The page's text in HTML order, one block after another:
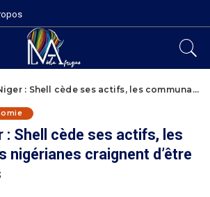
cède ses actifs, les communautés nigérianes craignent d’être abandonnées
: Shell cède ses actifs, les
nigérianes craignent d’être